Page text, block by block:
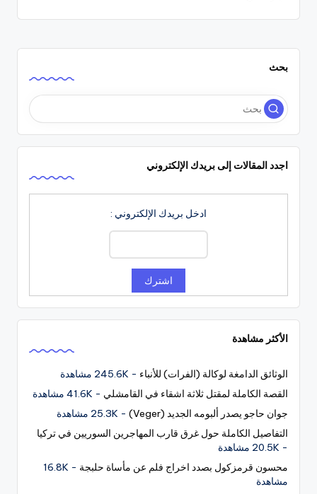
بحث
اجدد المقالات إلى بريدك الإلكتروني
ادخل بريدك الإلكتروني :
الأكثر مشاهدة
الوثائق الدامغة لوكالة (الفرات) للأنباء - 245.6K مشاهدة
القصة الكاملة لمقتل ثلاثة اشقاء في القامشلي - 41.6K مشاهدة
جوان حاجو يصدر ألبومه الجديد (Veger)
- 25.3K مشاهدة
التفاصيل الكاملة حول غرق قارب المهاجرين السوريين في تركيا
- 20.5K مشاهدة
محسون قرمزكول بصدد اخراج فلم عن مأساة حلبجة
- 16.8K
مشاهدة